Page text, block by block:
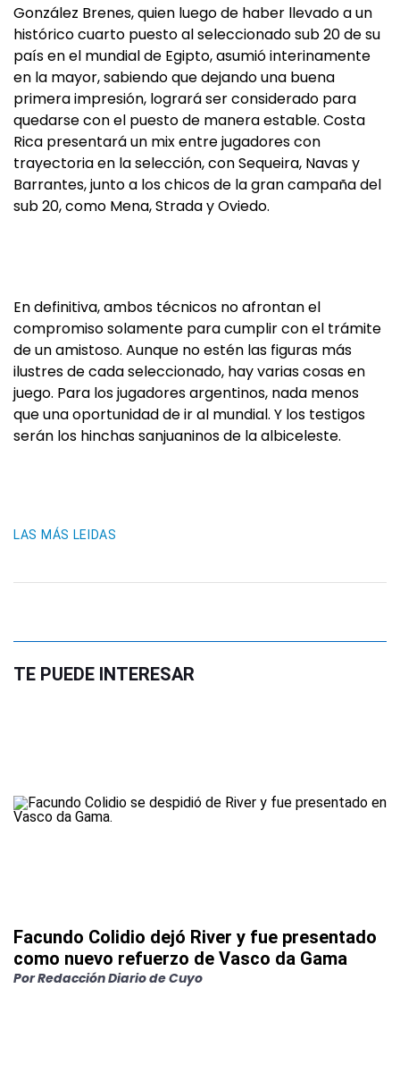
González Brenes, quien luego de haber llevado a un
histórico cuarto puesto al seleccionado sub 20 de su
país en el mundial de Egipto, asumió interinamente
en la mayor, sabiendo que dejando una buena
primera impresión, logrará ser considerado para
quedarse con el puesto de manera estable. Costa
Rica presentará un mix entre jugadores con
trayectoria en la selección, con Sequeira, Navas y
Barrantes, junto a los chicos de la gran campaña del
sub 20, como Mena, Strada y Oviedo.
En definitiva, ambos técnicos no afrontan el
compromiso solamente para cumplir con el trámite
de un amistoso. Aunque no estén las figuras más
ilustres de cada seleccionado, hay varias cosas en
juego. Para los jugadores argentinos, nada menos
que una oportunidad de ir al mundial. Y los testigos
serán los hinchas sanjuaninos de la albiceleste.
LAS MÁS LEIDAS
TE PUEDE INTERESAR
Facundo Colidio dejó River y fue presentado
como nuevo refuerzo de Vasco da Gama
PorRedacción Diario de Cuyo